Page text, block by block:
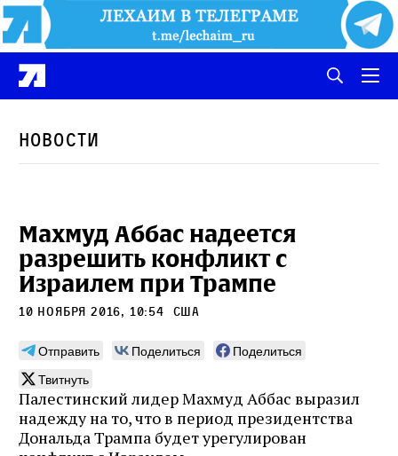
Новости
Махмуд Аббас надеется
разрешить конфликт с
Израилем при Трампе
10 ноября 2016, 10:54 сша
Отправить Поделиться
Поделиться
Твитнуть
Палестинский лидер Махмуд Аббас выразил
надежду на то, что в период президентства
Дональда Трампа будет урегулирован